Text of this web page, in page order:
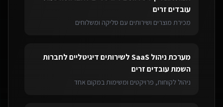
עובדים זרים
מכירת מוצרים ושירותים עם סליקה ומשלוחים
מערכת ניהול SaaS לשירותים דיגיטליים לחברות
השמת עובדים זרים
ניהול לקוחות, פרויקטים ומשימות במקום אחד